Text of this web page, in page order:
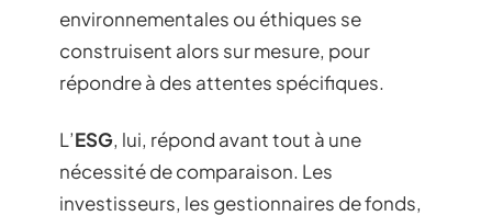
environnementales ou éthiques se
construisent alors sur mesure, pour
répondre à des attentes spécifiques.
L’ESG, lui, répond avant tout à une
nécessité de comparaison. Les
investisseurs, les gestionnaires de fonds,